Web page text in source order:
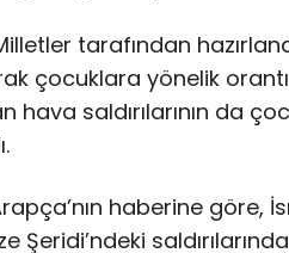
tarafından
çocuklara yönelik
hava saldırılarının da
haberine
Şeridi’ndeki